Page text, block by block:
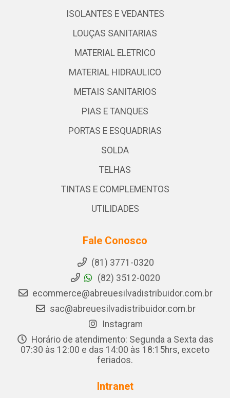
ISOLANTES E VEDANTES
LOUÇAS SANITARIAS
MATERIAL ELETRICO
MATERIAL HIDRAULICO
METAIS SANITARIOS
PIAS E TANQUES
PORTAS E ESQUADRIAS
SOLDA
TELHAS
TINTAS E COMPLEMENTOS
UTILIDADES
Fale Conosco
(81) 3771-0320
(82) 3512-0020
ecommerce@abreuesilvadistribuidor.com.br
sac@abreuesilvadistribuidor.com.br
Instagram
Horário de atendimento: Segunda a Sexta das
07:30 às 12:00 e das 14:00 às 18:15hrs, exceto
feriados.
Intranet